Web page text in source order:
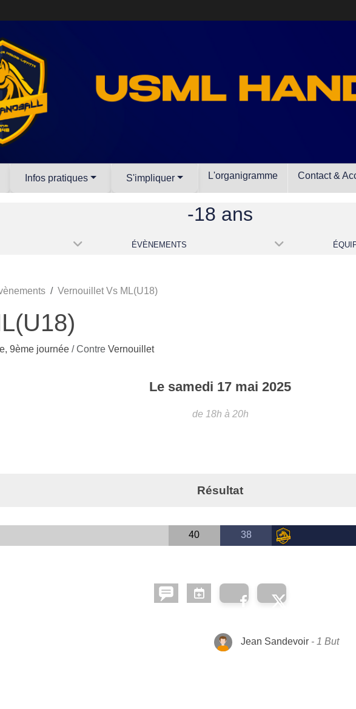
Infos pratiques S'impliquer L'organigramme Contact &
-18 ans
ÉVÈNEMENTS
Vernouillet Vs ML(U18)
9ème journée / Contre Vernouillet
Le samedi 17 mai 2025
de 18h à 20h
Résultat
40 38
Jean Sandevoir 1 But